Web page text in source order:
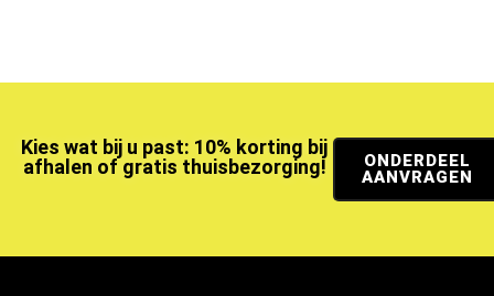
Kies wat bij u past: 10% korting bij
afhalen of gratis thuisbezorging!
ONDERDEEL
AANVRAGEN